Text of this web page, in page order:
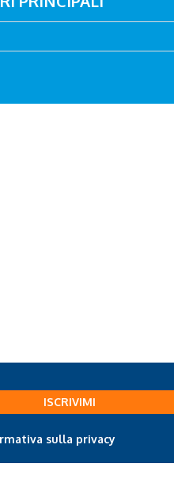
ISCRIVIMI
sulla privacy